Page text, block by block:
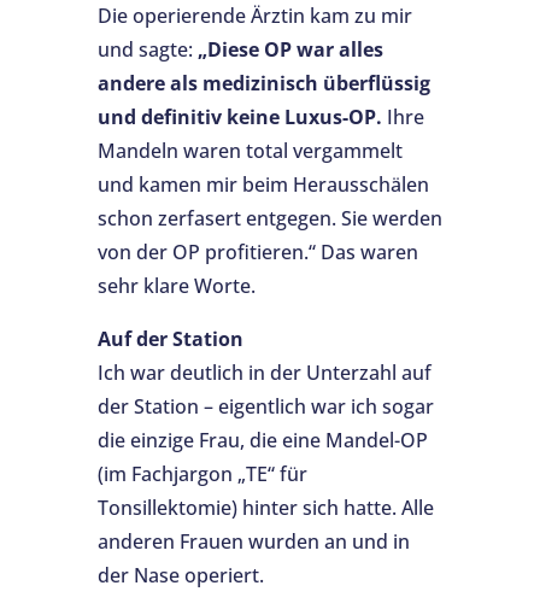
Die operierende Ärztin kam zu mir
und sagte: „Diese OP war alles
andere als medizinisch überflüssig
und definitiv keine Luxus-OP. Ihre
Mandeln waren total vergammelt
und kamen mir beim Herausschälen
schon zerfasert entgegen. Sie werden
von der OP profitieren.“ Das waren
sehr klare Worte.
Auf der Station
Ich war deutlich in der Unterzahl auf
der Station – eigentlich war ich sogar
die einzige Frau, die eine Mandel-OP
(im Fachjargon „TE“ für
Tonsillektomie) hinter sich hatte. Alle
anderen Frauen wurden an und in
der Nase operiert.